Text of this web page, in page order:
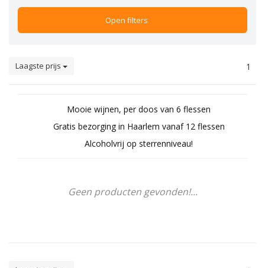
Open filters
Laagste prijs 1
Mooie wijnen, per doos van 6 flessen
Gratis bezorging in Haarlem vanaf 12 flessen
Alcoholvrij op sterrenniveau!
Geen producten gevonden!...